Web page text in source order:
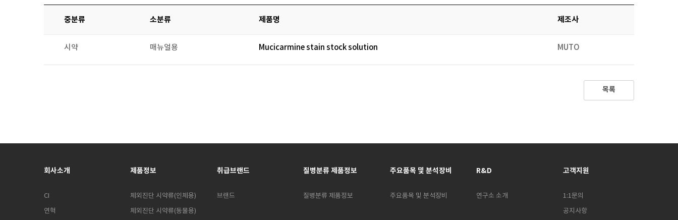
중분류 소분류 제품명 제조사
시약 매뉴얼용 Mucicarmine stain stock solution MUTO
목록
회사소개
CI
연혁
제품정보
체외진단 시약류(인체용)
체외진단 시약류(동물용)
취급브랜드
브랜드
질병분류 제품정보
질병분류 제품정보
주요품목 및 분석장비
주요품목 및 분석장비
R&D
연구소 소개
고객지원
1:1문의
공지사항